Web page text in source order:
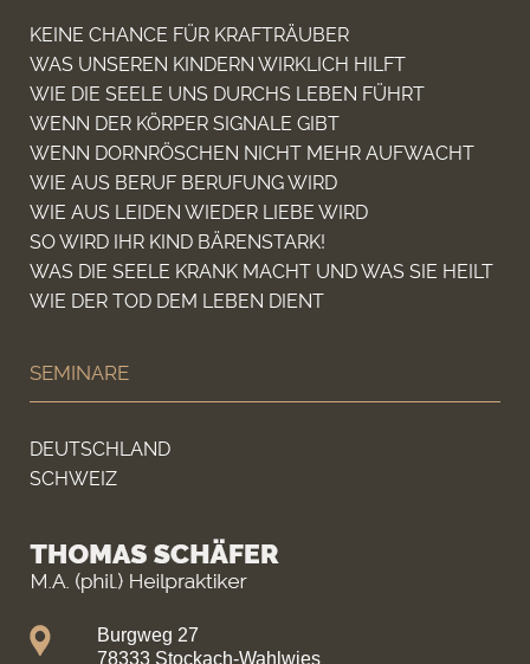
KEINE CHANCE FÜR KRAFTRÄUBER
WAS UNSEREN KINDERN WIRKLICH HILFT
WIE DIE SEELE UNS DURCHS LEBEN FÜHRT
WENN DER KÖRPER SIGNALE GIBT
WENN DORNRÖSCHEN NICHT MEHR AUFWACHT
WIE AUS BERUF BERUFUNG WIRD
WIE AUS LEIDEN WIEDER LIEBE WIRD
SO WIRD IHR KIND BÄRENSTARK!
WAS DIE SEELE KRANK MACHT UND WAS SIE HEILT
WIE DER TOD DEM LEBEN DIENT
SEMINARE
DEUTSCHLAND
SCHWEIZ
Burgweg 27
78333 Stockach-Wahlwies